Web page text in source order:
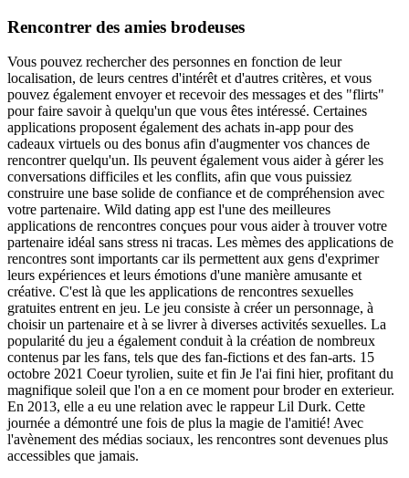
Rencontrer des amies brodeuses
Vous pouvez rechercher des personnes en fonction de leur
localisation, de leurs centres d'intérêt et d'autres critères, et vous
pouvez également envoyer et recevoir des messages et des "flirts"
pour faire savoir à quelqu'un que vous êtes intéressé. Certaines
applications proposent également des achats in-app pour des
cadeaux virtuels ou des bonus afin d'augmenter vos chances de
rencontrer quelqu'un. Ils peuvent également vous aider à gérer les
conversations difficiles et les conflits, afin que vous puissiez
construire une base solide de confiance et de compréhension avec
votre partenaire. Wild dating app est l'une des meilleures
applications de rencontres conçues pour vous aider à trouver votre
partenaire idéal sans stress ni tracas. Les mèmes des applications de
rencontres sont importants car ils permettent aux gens d'exprimer
leurs expériences et leurs émotions d'une manière amusante et
créative. C'est là que les applications de rencontres sexuelles
gratuites entrent en jeu. Le jeu consiste à créer un personnage, à
choisir un partenaire et à se livrer à diverses activités sexuelles. La
popularité du jeu a également conduit à la création de nombreux
contenus par les fans, tels que des fan-fictions et des fan-arts. 15
octobre 2021 Coeur tyrolien, suite et fin Je l'ai fini hier, profitant du
magnifique soleil que l'on a en ce moment pour broder en exterieur.
En 2013, elle a eu une relation avec le rappeur Lil Durk. Cette
journée a démontré une fois de plus la magie de l'amitié! Avec
l'avènement des médias sociaux, les rencontres sont devenues plus
accessibles que jamais.